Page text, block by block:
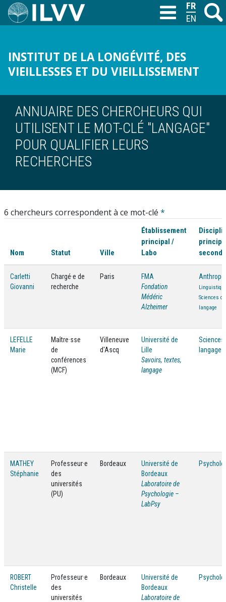
Aller
au
M
INSTITUT DE LA LONGÉVITÉ, DES
VIEILLESSES ET DU VIEILLISSEMENT
T
ANNUAIRE DES CHERCHEURS QUI
UTILISENT LE MOT-CLÉ "LANGAGE"
POUR QUALIFIER LEURS
RECHERCHES
6 chercheurs correspondent à ce mot-clé *
Nom Statut Ville
Établissement
principal /
Labo
Carletti
Giovanni
Chargé·e de
recherche
Paris
FMA
Fondation
Médéric
Alzheimer
Sciences du
langage
LEFELLE
Marie
Maître·sse
de
conférences
(MCF)
Villeneuve
d'Ascq
Université de
Lille
Savoirs, textes,
langage
Sciences
langage
MATHEY
Stéphanie
Professeur·e
des
universités
(PU)
Bordeaux
Université de
Bordeaux
Laboratoire de
Psychologie –
LabPsy
ROBERT
Christelle
Professeur·e
des
universités
Bordeaux
Université de
Bordeaux
Laboratoire de
FRANÇAIS
ENGLISH